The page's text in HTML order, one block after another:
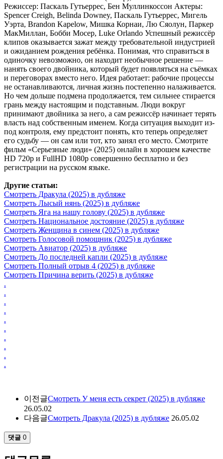
Режиссер: Паскаль Гутьеррес, Бен Муллинкоссон Актеры:
Spencer Creigh, Belinda Downey, Паскаль Гутьеррес, Мигель
Уэрта, Brandon Kapelow, Мишка Корнаи, Лю Сяолун, Паркер
МакМиллан, Бобби Мосер, Luke Orlando Успешный режиссёр
клипов оказывается зажат между требовательной индустрией
и ожиданием рождения ребёнка. Понимая, что справиться в
одиночку невозможно, он находит необычное решение —
нанять своего двойника, который будет появляться на съёмках
и переговорах вместо него. Идея работает: рабочие процессы
не останавливаются, личная жизнь постепенно налаживается.
Но чем дольше подмена продолжается, тем сильнее стирается
грань между настоящим и подставным. Люди вокруг
принимают двойника за него, а сам режиссёр начинает терять
власть над собственным именем. Когда ситуация выходит из-
под контроля, ему предстоит понять, кто теперь определяет
его судьбу — он сам или тот, кто занял его место. Смотрите
фильм «Серьезные люди» (2025) онлайн в хорошем качестве
HD 720p и FullHD 1080p совершенно бесплатно и без
регистрации на русском языке.
Другие статьи:
Смотреть Дракула (2025) в дубляже
Смотреть Лысый нянь (2025) в дубляже
Смотреть Яга на нашу голову (2025) в дубляже
Смотреть Национальное достояние (2025) в дубляже
Смотреть Женщина в синем (2025) в дубляже
Смотреть Голосовой помощник (2025) в дубляже
Смотреть Авиатор (2025) в дубляже
Смотреть До последней капли (2025) в дубляже
Смотреть Полный отрыв 4 (2025) в дубляже
Смотреть Причина верить (2025) в дубляже
.
.
.
.
.
.
.
.
.
.
이전글Смотреть У меня есть секрет (2025) в дубляже
26.05.02
다음글Смотреть Дракула (2025) в дубляже 26.05.02
댓글 0